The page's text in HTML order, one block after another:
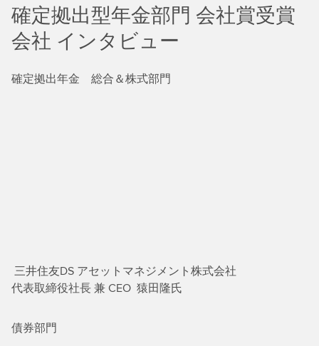
確定拠出型年金部門 会社賞受賞
会社 インタビュー
確定拠出年金 総合＆株式部門
三井住友DS アセットマネジメント株式会社
代表取締役社長 兼 CEO 猿田隆氏
債券部門